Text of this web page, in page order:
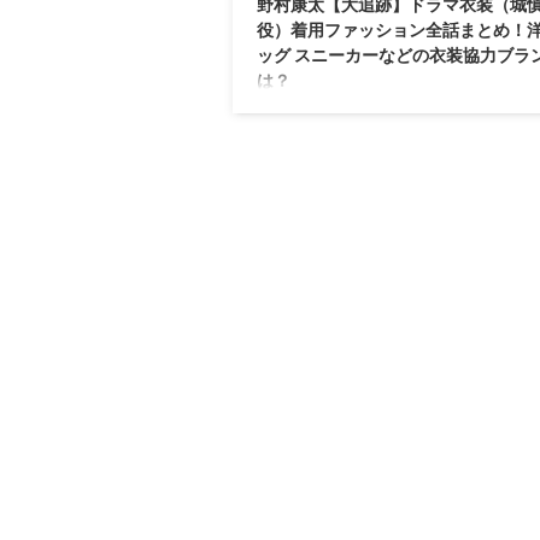
野村康太【大追跡】ドラマ衣装（城
役）着用ファッション全話まとめ！
ッグ スニーカーなどの衣装協力ブラ
は？